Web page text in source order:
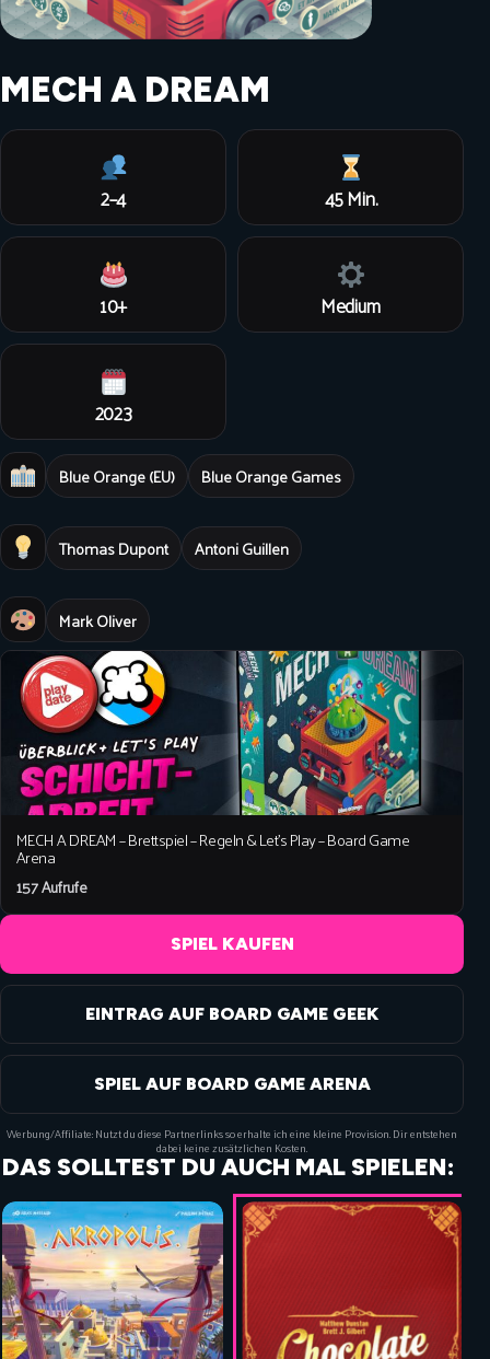
MECH A DREAM
2–4 45 Min.
10+ Medium
2023
Blue Orange (EU) Blue Orange Games
Thomas Dupont Antoni Guillen
Mark Oliver
MECH A DREAM – Brettspiel – Regeln & Let’s Play – Board Game
Arena
157 Aufrufe
SPIEL KAUFEN
EINTRAG AUF BOARD GAME GEEK
SPIEL AUF BOARD GAME ARENA
Werbung/Affiliate: Nutzt du diese Partnerlinks so erhalte ich eine kleine Provision. Dir entstehen
dabei keine zusätzlichen Kosten.
DAS SOLLTEST DU AUCH MAL SPIELEN: